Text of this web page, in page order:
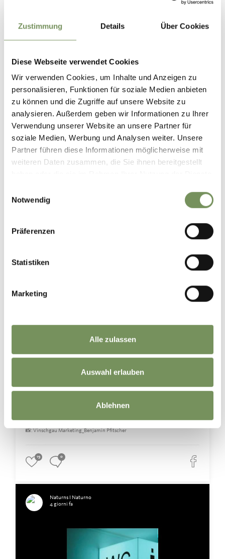
Zustimmung Details Über Cookies
Diese Webseite verwendet Cookies
Wir verwenden Cookies, um Inhalte und Anzeigen zu
personalisieren, Funktionen für soziale Medien anbieten
zu können und die Zugriffe auf unsere Website zu
analysieren. Außerdem geben wir Informationen zu Ihrer
Verwendung unserer Website an unsere Partner für
soziale Medien, Werbung und Analysen weiter. Unsere
Partner führen diese Informationen möglicherweise mit
weiteren Daten zusammen, die Sie ihnen bereitgestellt
Notwendig
Präferenzen
Statistiken
Marketing
Alle zulassen
Auswahl erlauben
Ablehnen
Naturns I Naturno
3 giorni fa
Genuss pur in Südtirol!🥰
machen: Ein Glas Südtiroler Wein mit Blick auf die Berge, ein aromatischer
Kaffee auf einer sonnigen Terrasse oder ein frisch gebackener Apfelstrudel
In Naturns trifft gelebte Gastfreundschaft auf regionale Spezialitäten und
echte Genussmomente. Ob in gemütlichen Cafés, traditionellen Almhütten
Was gehört für euch zu einem perfekten Genussmoment im Urlaub?💚
indimenticabile: un calice di vino altoatesino con vista sulle montagne, un
momenti di gusto. Che sia in un accogliente caffè, in una tradizionale malga
📸: Vinschgau Marketing_Benjamin Pfitscher
19 0
Naturns I Naturno
4 giorni fa